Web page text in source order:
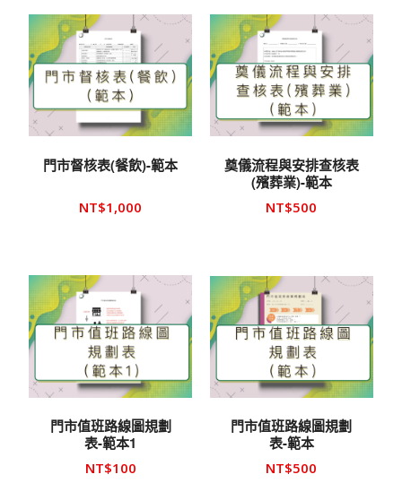
門市督核表(餐飲)-範本
NT$1,000
奠儀流程與安排查核表
(殯葬業)-範本
NT$500
門市值班路線圖規劃
表-範本1
NT$100
門市值班路線圖規劃
表-範本
NT$500